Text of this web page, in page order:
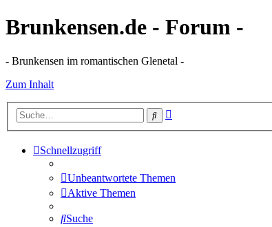
Brunkensen.de - Forum -
- Brunkensen im romantischen Glenetal -
Zum Inhalt
Suche
Schnellzugriff
Unbeantwortete Themen
Aktive Themen
Suche